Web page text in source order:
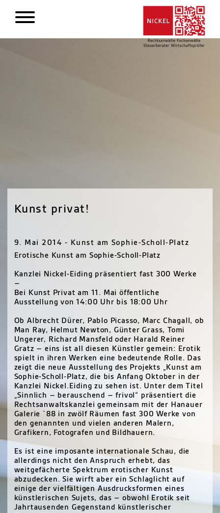
Kunst privat!
9. Mai 2014 - Kunst am Sophie-Scholl-Platz
Erotische Kunst am Sophie-Scholl-Platz
Kanzlei Nickel-Eiding präsentiert fast 300 Werke
–
Bei Kunst Privat am 11. Mai öffentliche
Ausstellung von 14:00 Uhr bis 18:00 Uhr
Ob Albrecht Dürer, Pablo Picasso, Marc Chagall, ob
Man Ray, Helmut Newton, Günter Grass, Tomi
Ungerer, Richard Mansfeld oder Harald Reiner
Gratz – eins ist all diesen Künstler gemein: Erotik
spielt in ihren Werken eine bedeutende Rolle. Das
zeigt die neue Ausstellung des Projekts „Kunst am
Sophie-Scholl-Platz, die bis Anfang Oktober in der
Kanzlei Nickel.Eiding zu sehen ist. Unter dem Titel
„Sinnlich – berauschend – frivol“ präsentiert die
Rechtsanwaltskanzlei gemeinsam mit der Hanauer
Galerie `88 in zwölf Räumen fast 300 Werke von
den genannten und vielen anderen Malern,
Grafikern, Fotografen und Bildhauern.
Es ist eine imposante internationale Schau, die
allerdings nicht den Anspruch erhebt, das
weitgefächerte Spektrum erotischer Kunst
abzudecken. Sie wirft aber ein Schlaglicht auf
einige der vielfältigen Ausdrucksformen eines
künstlerischen Sujets, das – obwohl Erotik seit
Jahrtausenden Gegenstand künstlerischer